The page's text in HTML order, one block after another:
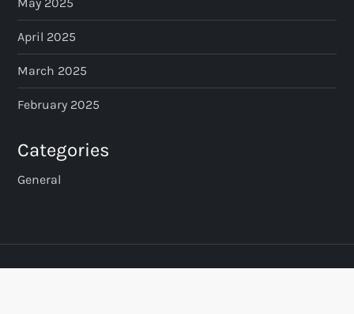
April 2025
March 2025
February 2025
Categories
General